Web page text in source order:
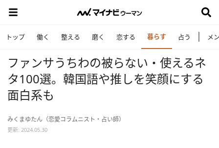
トップ 働く 整える 磨く 恋する 暮らす 占う メ
ファンサうちわの被らない・使えるネ
タ100選。韓国語や推しを笑顔にする
面白系も
みくまゆたん（恋愛コラムニスト・占い師）
更新: 2024.05.30